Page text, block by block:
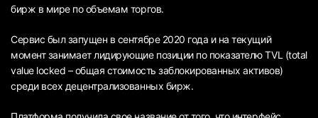
бирж в мире по объемам торгов.
Сервис был запущен в сентябре 2020 года и на текущий
момент занимает лидирующие позиции по показателю TVL (total
value locked – общая стоимость заблокированных активов)
среди всех децентрализованных бирж.